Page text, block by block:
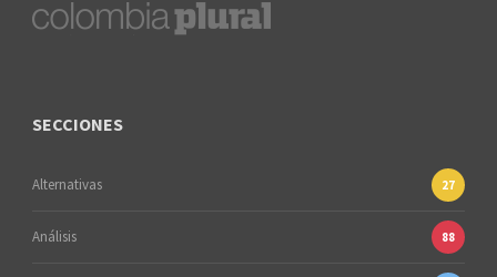
SECCIONES
Alternativas 27
Análisis 88